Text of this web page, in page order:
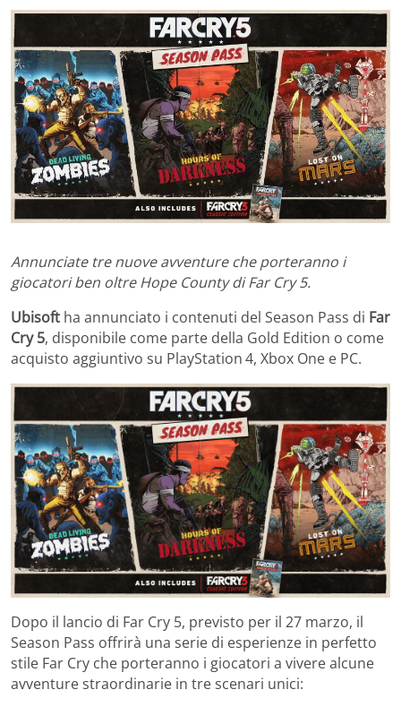
Annunciate tre nuove avventure che porteranno i
giocatori ben oltre Hope County di Far Cry 5.
Ubisoft ha annunciato i contenuti del Season Pass di Far
Cry5, disponibile come parte della Gold Edition o come
acquisto aggiuntivo su PlayStation4, Xbox One e PC.
Dopo il lancio di Far Cry 5, previsto per il 27 marzo, il
Season Pass offrirà una serie di esperienze in perfetto
stile Far Cry che porteranno i giocatori a vivere alcune
avventure straordinarie in tre scenari unici: